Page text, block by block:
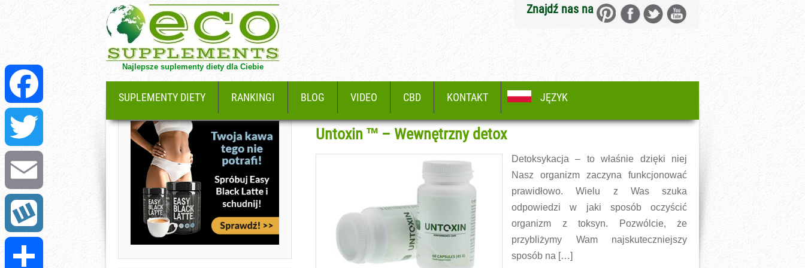
Najlepsze suplementy diety dla Ciebie
Znajdź nas na
SUPLEMENTY DIETY RANKINGI BLOG VIDEO CBD KONTAKT JĘZYK
Untoxin ™ – Wewnętrzny detox
Detoksykacja – to właśnie dzięki niej
Nasz organizm zaczyna funkcjonować
prawidłowo. Wielu z Was szuka
odpowiedzi w jaki sposób oczyścić
organizm z toksyn. Pozwólcie, że
przybliżymy Wam najskuteczniejszy
sposób na […]
Facebook
Twitter
Email